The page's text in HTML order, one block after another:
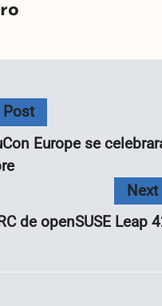
Post
Europe se
de openSUSE Leap